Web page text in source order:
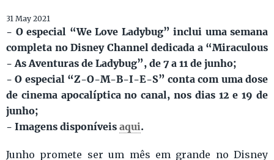
31 May 2021
- O especial “We Love Ladybug” inclui uma semana
completa no Disney Channel dedicada a “Miraculous
- As Aventuras de Ladybug”, de 7 a 11 de junho;
- O especial “Z-O-M-B-I-E-S” conta com uma dose
de cinema apocalíptica no canal, nos dias 12 e 19 de
junho;
- Imagens disponíveisaqui.
Junho promete ser um mês em grande no Disney